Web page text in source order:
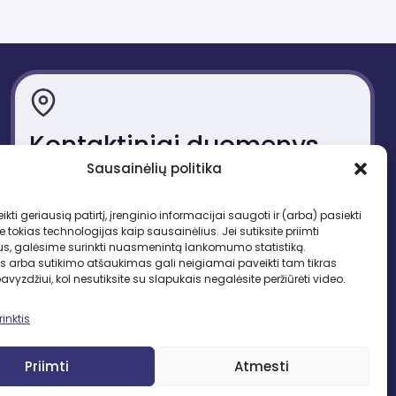
Sausainėlių politika
geriausią patirtį, įrenginio informacijai saugoti ir (arba) pasiekti
tokias technologijas kaip sausainėlius. Jei sutiksite priimti
galėsime surinkti nuasmenintą lankomumo statistiką.
arba sutikimo atšaukimas gali neigiamai paveikti tam tikras
kol nesutiksite su slapukais negalėsite peržiūrėti video.
Priimti Atmesti
Kontaktiniai duomenys
Tel. +370 683 95403
El. paštas: lbd.sekretore@gmail.com